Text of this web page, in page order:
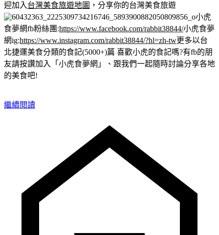
迎加入 台灣美食旅遊地圖 ，分享你的台灣美食旅遊
小虎
食夢網fb粉絲團:https://www.facebook.com/rabbit38844/小虎食夢
網ig:https://www.instagram.com/rabbit38844/?hl=zh-tw更多以台
北捷運美食分類的食記(5000+)篇 喜歡小虎的食記嗎?有fb的朋
友請按讚加入「小虎食夢網」、跟我們一起隨時討論分享各地
的美食吧!
繼續閱讀